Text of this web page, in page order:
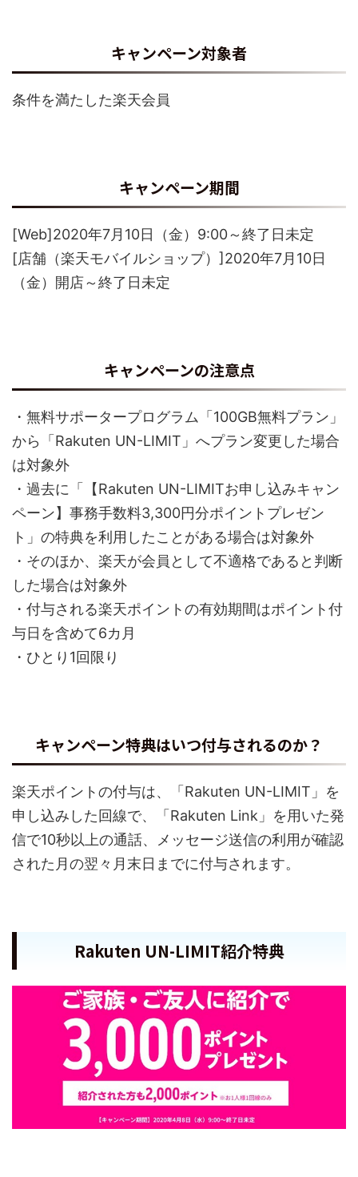
キャンペーン対象者
条件を満たした楽天会員
キャンペーン期間
[Web]2020年7月10日（金）9:00～終了日未定
[店舗（楽天モバイルショップ）]2020年7月10日
（金）開店～終了日未定
キャンペーンの注意点
・無料サポータープログラム「100GB無料プラン」
から「Rakuten UN-LIMIT」へプラン変更した場合
は対象外
・過去に「【Rakuten UN-LIMITお申し込みキャン
ペーン】事務手数料3,300円分ポイントプレゼン
ト」の特典を利用したことがある場合は対象外
・そのほか、楽天が会員として不適格であると判断
した場合は対象外
・付与される楽天ポイントの有効期間はポイント付
与日を含めて6カ月
・ひとり1回限り
キャンペーン特典はいつ付与されるのか？
楽天ポイントの付与は、「Rakuten UN-LIMIT」を
申し込みした回線で、「Rakuten Link」を用いた発
信で10秒以上の通話、メッセージ送信の利用が確認
された月の翌々月末日までに付与されます。
Rakuten UN-LIMIT紹介特典